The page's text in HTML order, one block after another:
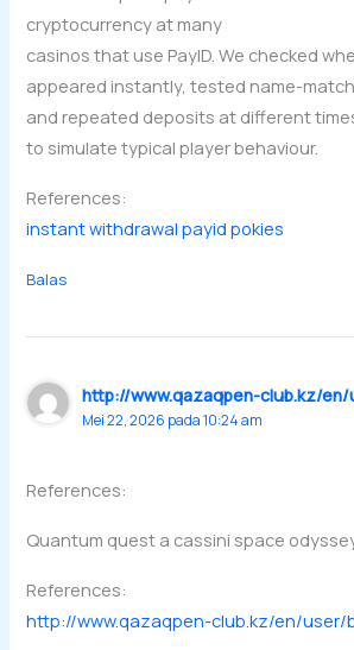
cryptocurrency at many
casinos that use PayID. We checked
appeared instantly, tested name-
and repeated deposits at different
to simulate typical player behaviour.
References:
instant withdrawal payid pokies
Balas
http://www.qazaqpen-club.kz/
Mei 22, 2026 pada 10:24 am
References:
Quantum quest a cassini space
References:
http://www.qazaqpen-club.kz/en/user/